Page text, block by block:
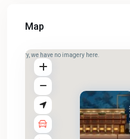
Map
Sorry, we have no imagery here.